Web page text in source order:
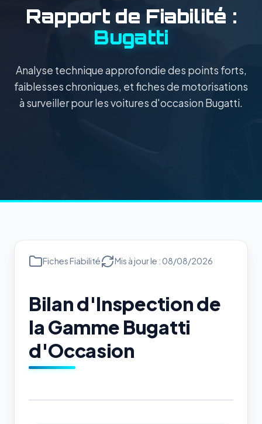
Rapport de Fiabilité :
Bugatti
Analyse technique approfondie des points forts,
faiblesses chroniques, et fiches de motorisations
à surveiller pour les voitures d'occasion Bugatti.
Fiches Fiabilité Mis à jour le : 08/08/2026
Bilan d'Inspection de
la Gamme Bugatti
d'Occasion